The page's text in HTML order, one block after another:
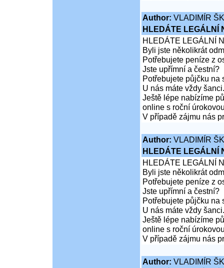
Author: VLADIMÍR
HLEDÁTE LEGÁLNÍ
HLEDÁTE LEGÁLNÍ
Byli jste několikrát
Potřebujete peníze z
Jste upřímní a čestní?
Potřebujete půjčku na
U nás máte vždy šanci.
Ještě lépe nabízíme
online s roční
V případě zájmu nás
Author: VLADIMÍR
HLEDÁTE LEGÁLNÍ
HLEDÁTE LEGÁLNÍ
Byli jste několikrát
Potřebujete peníze z
Jste upřímní a čestní?
Potřebujete půjčku na
U nás máte vždy šanci.
Ještě lépe nabízíme
online s roční
V případě zájmu nás
Author: VLADIMÍR